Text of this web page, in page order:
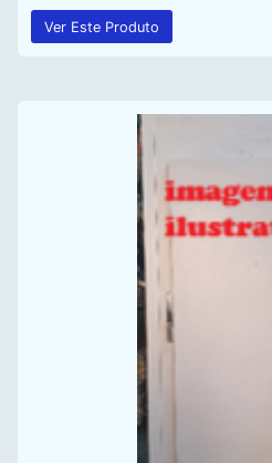
Ver Este Produto